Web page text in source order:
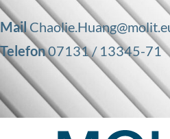
Mail
Telefon07131 / 13345-71